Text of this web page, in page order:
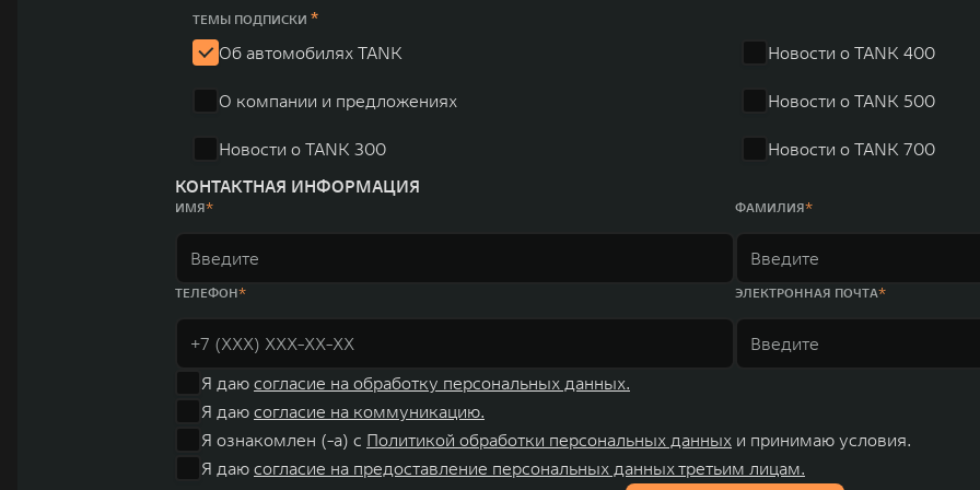
юаней (1,6 трлн рублей). С 1998 года Great Wall Motor занимает первое место по объёмам продаж пикапов в
систему исследований и разработок, включая центры в России, Китае, Японии, США, Германии, Индии, Австрии и
ТЕМЫ ПОДПИСКИ *
Об автомобилях TANK
О компании и предложениях
Новости о TANK 300
Новости о TANK 400
Новости о TANK 500
Новости о TANK 700
КОНТАКТНАЯ ИНФОРМАЦИЯ
ИМЯ ФАМИЛИЯ
ТЕЛЕФОН ЭЛЕКТРОННАЯ ПОЧТА
Я даю согласие на обработку персональных данных.
Я даю согласие на коммуникацию.
Я ознакомлен (-а) с Политикой обработки персональных данных и принимаю условия.
Я даю согласие на предоставление персональных данных третьим лицам.